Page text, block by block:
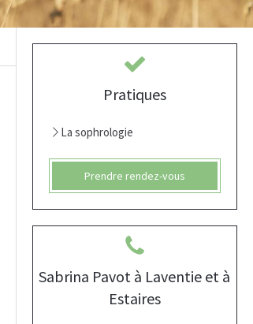
Pratiques
La sophrologie
Prendre rendez-vous
Sabrina Pavot à Laventie et à
Estaires